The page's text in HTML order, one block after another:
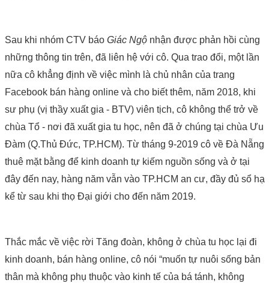
Sau khi nhóm CTV báo Giác Ngộ nhận được phản hồi cùng
những thông tin trên, đã liên hệ với cô. Qua trao đổi, một lần
nữa cô khẳng định về việc mình là chủ nhân của trang
Facebook bán hàng online và cho biết thêm, năm 2018, khi
sư phụ (vị thầy xuất gia - BTV) viên tịch, cô không thể trở về
chùa Tổ - nơi đã xuất gia tu học, nên đã ở chúng tại chùa Ưu
Đàm (Q.Thủ Đức, TP.HCM). Từ tháng 9-2019 cô về Đà Nẵng
thuê mặt bằng để kinh doanh tự kiếm nguồn sống và ở tại
đây đến nay, hàng năm vẫn vào TP.HCM an cư, đầy đủ sổ hạ
kể từ sau khi thọ Đại giới cho đến năm 2019.
Thắc mắc về việc rời Tăng đoàn, không ở chùa tu học lại đi
kinh doanh, bán hàng online, cô nói “muốn tự nuôi sống bản
thân mà không phụ thuộc vào kinh tế của bá tánh, không